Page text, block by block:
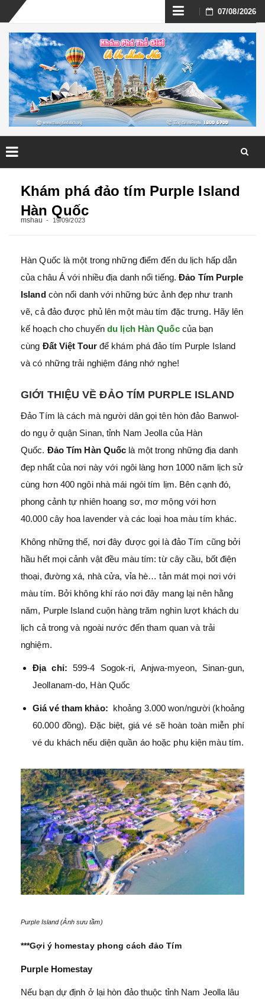
Skip
to
content
07/08/2026
Khám phá đảo tím Purple Island
Hàn Quốc
mshau 19/09/2023
Hàn Quốc là một trong những điểm đến du lịch hấp dẫn
của châu Á với nhiều địa danh nổi tiếng. Đảo Tím Purple
Island còn nổi danh với những bức ảnh đẹp như tranh
vẽ, cả đảo được phủ lên một màu tím đặc trưng. Hãy lên
kế hoạch cho chuyến du lịch Hàn Quốc của bạn
cùng Đất Việt Tour để khám phá đảo tím Purple Island
và có những trải nghiệm đáng nhớ nghe!
GIỚI THIỆU VỀ ĐẢO TÍM PURPLE ISLAND
Đảo Tím là cách mà người dân gọi tên hòn đảo Banwol-
do ngụ ở quận Sinan, tỉnh Nam Jeolla của Hàn
Quốc. Đảo Tím Hàn Quốc là một trong những địa danh
đẹp nhất của nơi này với ngôi làng hơn 1000 năm lịch sử
cùng hơn 400 ngôi nhà mái ngói tím lịm. Bên cạnh đó,
phong cảnh tự nhiên hoang sơ, mơ mộng với hơn
40.000 cây hoa lavender và các loại hoa màu tím khác.
Không những thế, nơi đây được gọi là đảo Tím cũng bởi
hầu hết mọi cảnh vật đều màu tím: từ cây cầu, bốt điện
thoại, đường xá, nhà cửa, vỉa hè… tản mát mọi nơi với
màu tím. Bởi không khí ráo nơi đây mang lại nên hằng
năm, Purple Island cuộn hàng trăm nghìn lượt khách du
lịch cả trong và ngoài nước đến tham quan và trải
nghiệm.
Địa chỉ: 599-4 Sogok-ri, Anjwa-myeon, Sinan-gun,
Jeollanam-do, Hàn Quốc
Giá vé tham khảo: khoảng 3.000 won/người (khoảng
60.000 đồng). Đặc biệt, giá vé sẽ hoàn toàn miễn phí
vé du khách nếu diện quần áo hoặc phụ kiện màu tím.
Purple Island (Ảnh sưu tầm)
***Gợi ý homestay phong cách đảo Tím
Purple Homestay
Nếu bạn dự định ở lại hòn đảo thuộc tỉnh Nam Jeolla lâu